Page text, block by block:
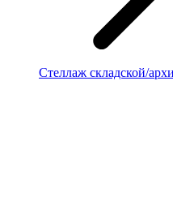
Стеллаж складской/